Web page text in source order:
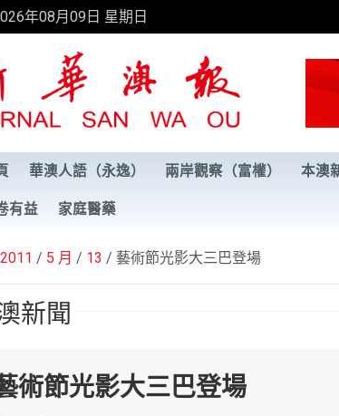
年08月09日 星期日
澳報
華澳人語（永逸） 兩岸觀察（富權） 本澳
有益 家庭醫藥
2011 5 月 13 藝術節光影大三巴登場
新聞
術節光影大三巴登場